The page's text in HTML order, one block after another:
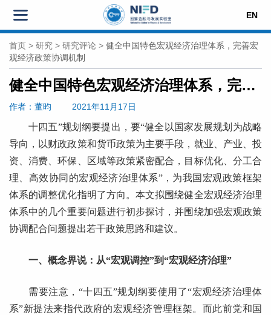
EN
首页 > 研究 > 研究评论 > 健全中国特色宏观经济治理体系，完善宏
观经济政策协调机制
健全中国特色宏观经济治理体系，完善宏观经济政策协调机制
作者 ：董昀 2021年11月17日
十四五”规划纲要提出，要“健全以国家发展规划为战略
导向，以财政政策和货币政策为主要手段，就业、产业、投
资、消费、环保、区域等政策紧密配合，目标优化、分工合
理、高效协同的宏观经济治理体系”，为我国宏观政策框架
体系的调整优化指明了方向。本文拟围绕健全宏观经济治理
体系中的几个重要问题进行初步探讨，并围绕加强宏观政策
协调配合问题提出若干政策思路和建议。
一、概念界说：从“宏观调控”到“宏观经济治理”
需要注意，“十四五”规划纲要使用了“宏观经济治理体
系”新提法来指代政府的宏观经济管理框架。而此前党和国